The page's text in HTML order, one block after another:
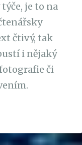
je to na
čtivý, tak
i nějaký
či